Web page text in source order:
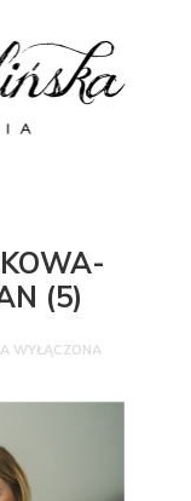
(5)
WYŁĄCZONA